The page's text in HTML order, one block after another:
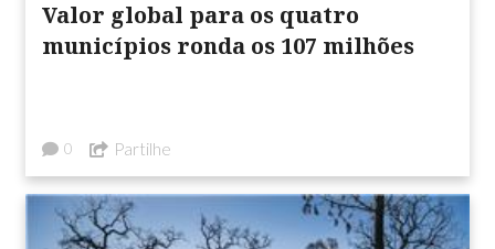
Valor global para os quatro
municípios ronda os 107 milhões
0 Partilhe